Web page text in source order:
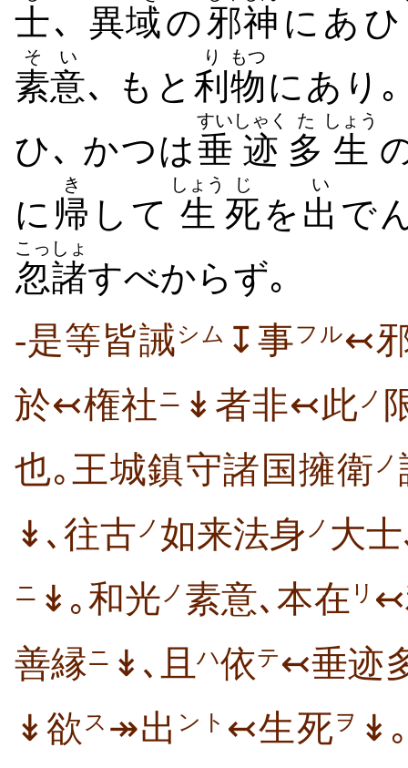
士､ 異域の邪神 にあひ
素意
そい
､ もと 利
り
物
もつ
にあり
ひ､ かつは垂
すい
迹
しゃく
多
た
生
しょう
に 帰
き
して 生
しょう
死
じ
を 出
い
で
忽諸
こっしょ
すべからず｡
-是等皆誡シム ↧事フル↢
於↢権社 ニ ↡者非↢此 ノ
也｡王城鎮守諸国擁衛 ノ
↡､往古 ノ 如来法身 ノ 大
ニ ↡｡和光 ノ 素意､本在 リ ↢
善縁ニ ↡､且 ハ依テ↢垂迹
↡欲 ス ↠出 ント ↢生死ヲ ↡